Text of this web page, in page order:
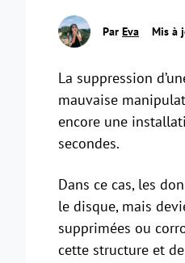
Par Eva Mis à
La suppression
mauvaise
encore une
secondes.
Dans ce cas, les
le disque, mais
supprimées ou
cette structure et